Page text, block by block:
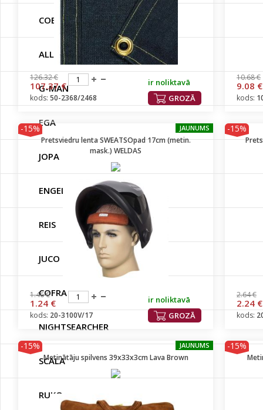
COBIT
ALLIT
G-MAN
EGA
JOPA
ENGEL
REIS
JUCO
COFRA
NIGHTSEARCHER
SCALA
RUKO
126.32 €
107.37 €
ir noliktavā
GROZĀ
kods: 50-2368/2468
10.68 €
9.08 €
kods:
-15% JAUNUMS
Pretsviedru lenta SWEATSOpad 17cm (metin.
mask.) WELDAS
1.46 €
1.24 €
ir noliktavā
GROZĀ
kods: 20-3100V/17
-15%
2.64 €
2.24 €
kods:
-15% JAUNUMS
Metinātāju spilvens 39x33x3cm Lava Brown
-15%